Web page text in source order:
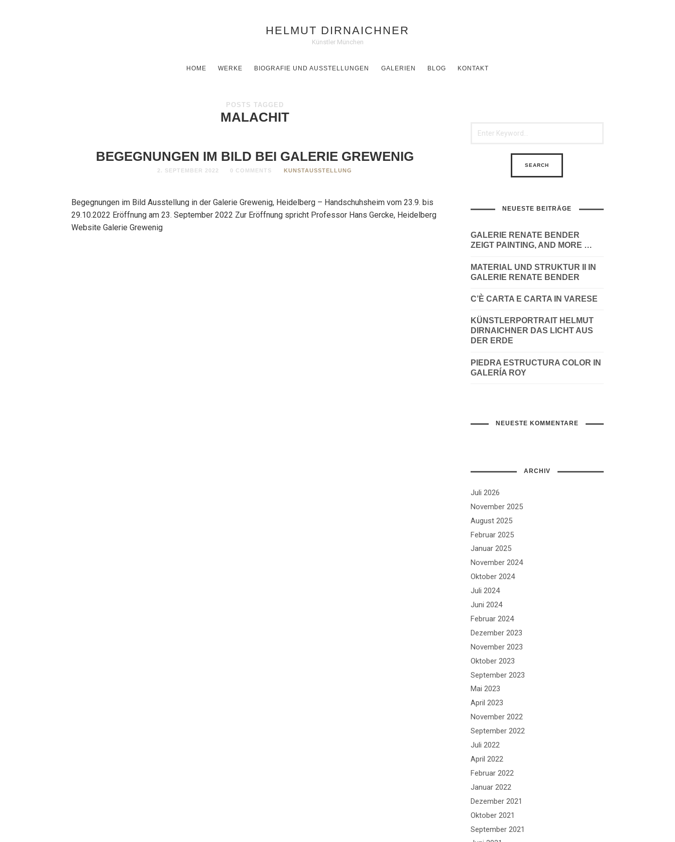
HELMUT DIRNAICHNER
Künstler München
HOME WERKE BIOGRAFIE UND AUSSTELLUNGEN GALERIEN BLOG KONTAKT
POSTS TAGGED
MALACHIT
BEGEGNUNGEN IM BILD BEI GALERIE GREWENIG
2. SEPTEMBER 2022 0 COMMENTS KUNSTAUSSTELLUNG
Begegnungen im Bild Ausstellung in der Galerie Grewenig, Heidelberg – Handschuhsheim vom 23.9. bis
29.10.2022 Eröffnung am 23. September 2022 Zur Eröffnung spricht Professor Hans Gercke, Heidelberg
Website Galerie Grewenig
NEUESTE BEITRÄGE
GALERIE RENATE BENDER
ZEIGT PAINTING, AND MORE …
MATERIAL UND STRUKTUR II IN
GALERIE RENATE BENDER
C’È CARTA E CARTA IN VARESE
KÜNSTLERPORTRAIT HELMUT
DIRNAICHNER DAS LICHT AUS
DER ERDE
PIEDRA ESTRUCTURA COLOR IN
GALERÍA ROY
NEUESTE KOMMENTARE
ARCHIV
Juli 2026
November 2025
August 2025
Februar 2025
Januar 2025
November 2024
Oktober 2024
Juli 2024
Juni 2024
Februar 2024
Dezember 2023
November 2023
Oktober 2023
September 2023
Mai 2023
April 2023
November 2022
September 2022
Juli 2022
April 2022
Februar 2022
Januar 2022
Dezember 2021
Oktober 2021
September 2021